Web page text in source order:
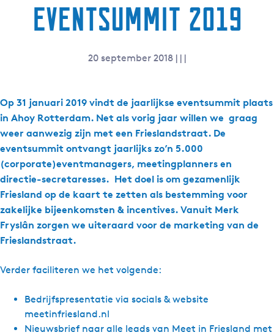
Eventsummit 2019
20 september 2018 | | |
Op 31 januari 2019 vindt de jaarlijkse eventsummit plaats
in Ahoy Rotterdam. Net als vorig jaar willen we graag
weer aanwezig zijn met een Frieslandstraat. De
eventsummit ontvangt jaarlijks zo’n 5.000
(corporate)eventmanagers, meetingplanners en
directie-secretaresses. Het doel is om gezamenlijk
Friesland op de kaart te zetten als bestemming voor
zakelijke bijeenkomsten & incentives. Vanuit Merk
Fryslân zorgen we uiteraard voor de marketing van de
Frieslandstraat.
Verder faciliteren we het volgende:
Bedrijfspresentatie via socials & website
meetinfriesland.nl
Nieuwsbrief naar alle leads van Meet in Friesland met